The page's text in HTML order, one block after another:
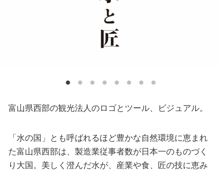
富山県西部の観光法人のロゴとツール、ビジュアル。
「水の国」とも呼ばれるほど豊かな自然環境に恵まれ
た富山県西部は、製造業従事者数が日本一のものづく
り大国。美しく澄んだ水が、産業や食、匠の技に恵み